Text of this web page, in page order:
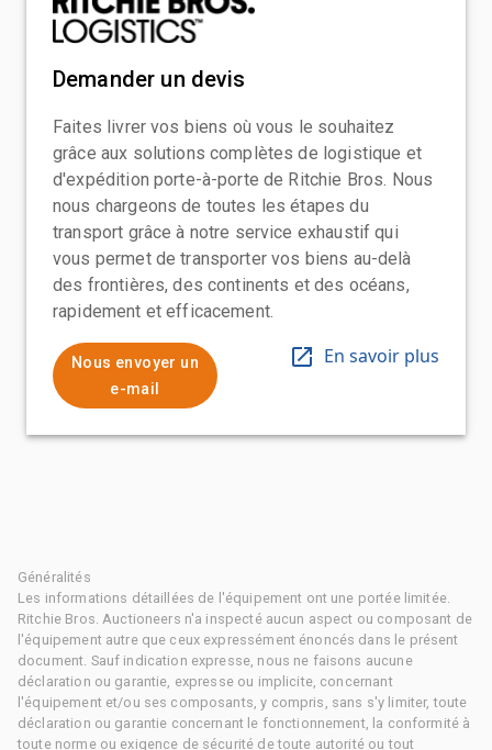
Demander un devis
Faites livrer vos biens où vous le souhaitez
grâce aux solutions complètes de logistique et
d'expédition porte-à-porte de Ritchie Bros. Nous
nous chargeons de toutes les étapes du
transport grâce à notre service exhaustif qui
vous permet de transporter vos biens au-delà
des frontières, des continents et des océans,
rapidement et efficacement.
Nous envoyer un
e-mail
En savoir plus
Généralités
Les informations détaillées de l'équipement ont une portée limitée.
Ritchie Bros. Auctioneers n'a inspecté aucun aspect ou composant de
l'équipement autre que ceux expressément énoncés dans le présent
document. Sauf indication expresse, nous ne faisons aucune
déclaration ou garantie, expresse ou implicite, concernant
l'équipement et/ou ses composants, y compris, sans s'y limiter, toute
déclaration ou garantie concernant le fonctionnement, la conformité à
toute norme ou exigence de sécurité de toute autorité ou tout